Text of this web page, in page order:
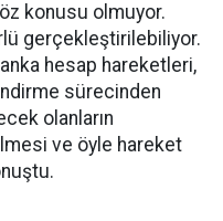
konusu olmuyor.
gerçekleştirilebiliyor.
hesap hareketleri,
sürecinden
olanların
ve öyle hareket